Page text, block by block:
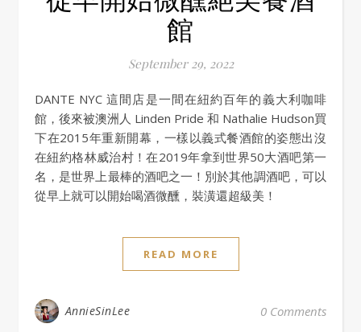
館
September 29, 2022
DANTE NYC 這間店是一間在紐約百年的義大利咖啡
館，後來被澳洲人 Linden Pride 和 Nathalie Hudson買
下在2015年重新開幕，一樣以義式餐酒館的姿態出沒
在紐約格林威治村！在2019年拿到世界50大酒吧第一
名，是世界上最棒的酒吧之一！別於其他調酒吧，可以
從早上就可以開始喝酒微醺，裝潢還超級美！
READ MORE
AnnieSinLee 0 Comments